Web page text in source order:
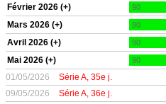
Février 2026 (+) 90
Mars 2026 (+) 90
Avril 2026 (+) 90
Mai 2026 (+) 90
01/05/2026 Série A, 35e j.
09/05/2026
Série A, 36e j.